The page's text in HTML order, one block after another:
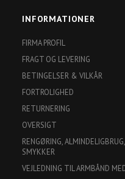
INFORMATIONER
FIRMA PROFIL
FRAGT OG LEVERING
BETINGELSER & VILKÅR
FORTROLIGHED
RETURNERING
OVERSIGT
RENGØRING,
SMYKKER
VEJLEDNING TIL ARMBÅND